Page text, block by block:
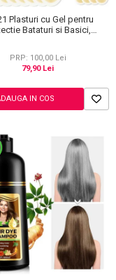
Plasturi cu Gel pentru
Bataturi si Basici,
PRP: 100,00 Lei
79,90 Lei
IN COS